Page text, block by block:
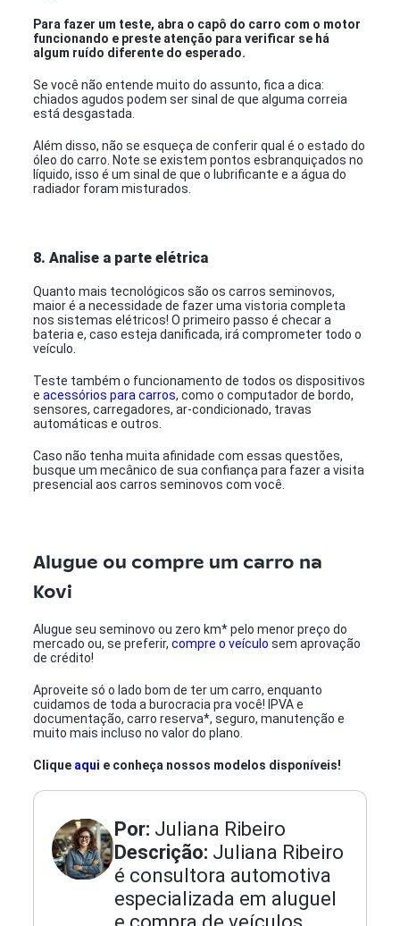
Para fazer um teste, abra o capô do carro com o motor
funcionando e preste atenção para verificar se há
algum ruído diferente do esperado.
Se você não entende muito do assunto, fica a dica:
chiados agudos podem ser sinal de que alguma correia
está desgastada.
Além disso, não se esqueça de conferir qual é o estado do
óleo do carro. Note se existem pontos esbranquiçados no
líquido, isso é um sinal de que o lubrificante e a água do
radiador foram misturados.
8. Analise a parte elétrica
Quanto mais tecnológicos são os carros seminovos,
maior é a necessidade de fazer uma vistoria completa
nos sistemas elétricos! O primeiro passo é checar a
bateria e, caso esteja danificada, irá comprometer todo o
veículo.
Teste também o funcionamento de todos os dispositivos
eacessórios para carros, como o computador de bordo,
sensores, carregadores, ar-condicionado, travas
automáticas e outros.
Caso não tenha muita afinidade com essas questões,
busque um mecânico de sua confiança para fazer a visita
presencial aos carros seminovos com você.
Alugue ou compre um carro na
Kovi
Alugue seu seminovo ou zero km* pelo menor preço do
mercado ou, se preferir,compre o veículo sem aprovação
de crédito!
Aproveite só o lado bom de ter um carro, enquanto
cuidamos de toda a burocracia pra você! IPVA e
documentação, carro reserva*, seguro, manutenção e
muito mais incluso no valor do plano.
Clique aqui e conheça nossos modelos disponíveis!
Por: Juliana Ribeiro
Descrição: Juliana Ribeiro
é consultora automotiva
especializada em aluguel